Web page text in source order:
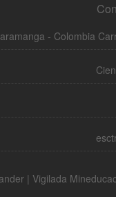
- Colombia
| Vigilada